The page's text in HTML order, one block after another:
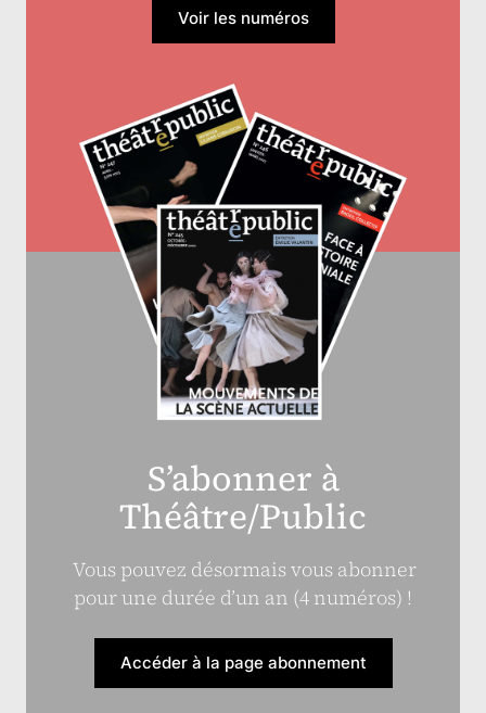
Voir les numéros
S’abonner à
Théâtre/Public
Vous pouvez désormais vous abonner
pour une durée d’un an (4 numéros) !
Accéder à la page abonnement